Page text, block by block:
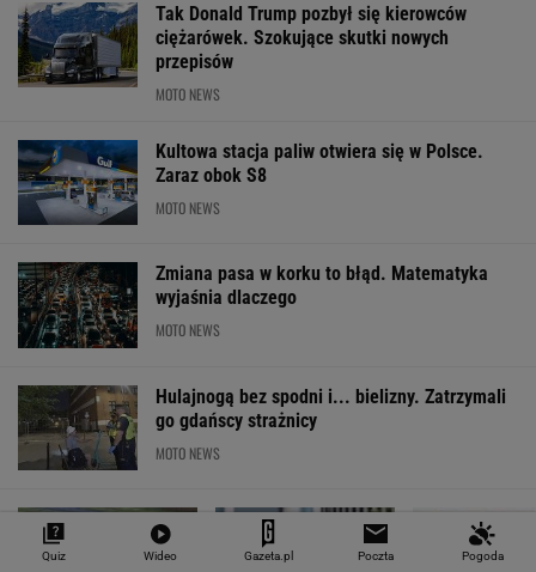
Tak Donald Trump pozbył się kierowców
ciężarówek. Szokujące skutki nowych
przepisów
MOTO NEWS
Kultowa stacja paliw otwiera się w Polsce.
Zaraz obok S8
MOTO NEWS
Zmiana pasa w korku to błąd. Matematyka
wyjaśnia dlaczego
MOTO NEWS
Hulajnogą bez spodni i... bielizny. Zatrzymali
go gdańscy strażnicy
MOTO NEWS
Quiz Wideo Gazeta.pl Poczta Pogoda